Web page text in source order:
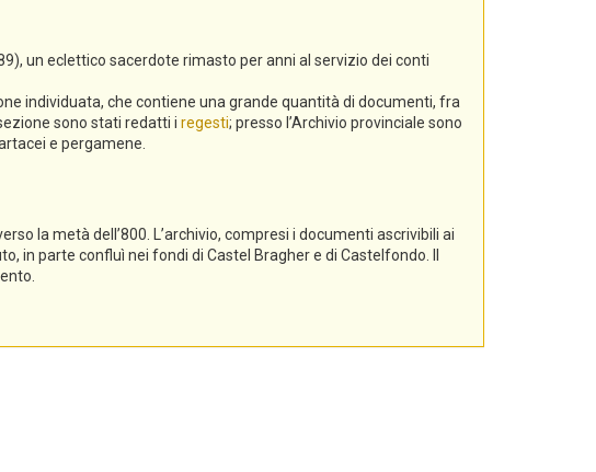
un eclettico sacerdote rimasto per anni al servizio dei conti
individuata, che contiene una grande quantità di documenti, fra
sono stati redatti i regesti; presso l’Archivio provinciale sono
e pergamene.
la metà dell’800. L’archivio, compresi i documenti ascrivibili ai
in parte confluì nei fondi di Castel Bragher e di Castelfondo. Il